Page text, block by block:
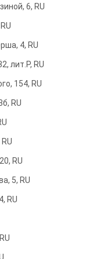
6, RU
4, RU
лит.Р, RU
154, RU
RU
RU
5, RU
RU